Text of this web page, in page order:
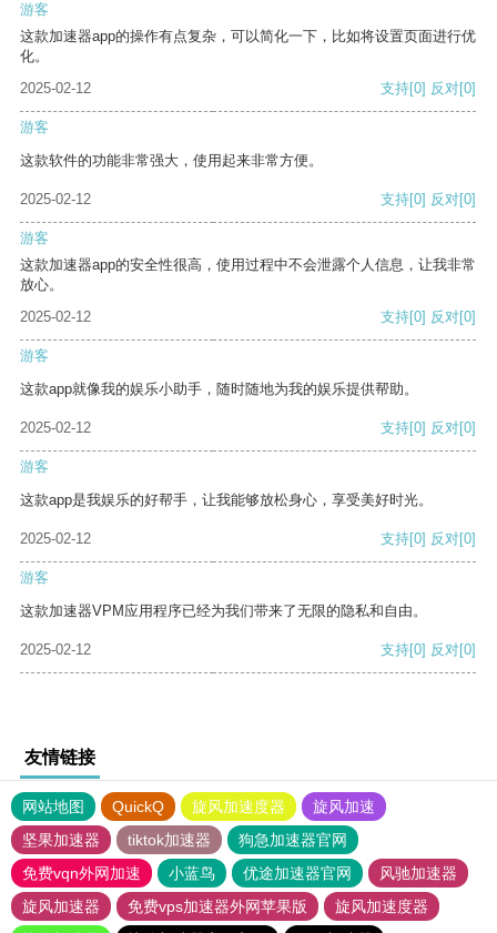
游客
这款加速器app的操作有点复杂，可以简化一下，比如将设置页面进行优
化。
2025-02-12
支持[0] 反对[0]
游客
这款软件的功能非常强大，使用起来非常方便。
2025-02-12 支持[0] 反对[0]
游客
这款加速器app的安全性很高，使用过程中不会泄露个人信息，让我非常
放心。
2025-02-12
支持[0] 反对[0]
游客
这款app就像我的娱乐小助手，随时随地为我的娱乐提供帮助。
2025-02-12 支持[0] 反对[0]
游客
这款app是我娱乐的好帮手，让我能够放松身心，享受美好时光。
2025-02-12 支持[0] 反对[0]
游客
这款加速器VPM应用程序已经为我们带来了无限的隐私和自由。
2025-02-12 支持[0] 反对[0]
友情链接
网站地图 QuickQ 旋风加速度器
旋风加速
坚果加速器
tiktok加速器
狗急加速器官网
免费vqn外网加速
小蓝鸟 优途加速器官网
风驰加速器
旋风加速器
免费vps加速器外网苹果版
旋风加速度器